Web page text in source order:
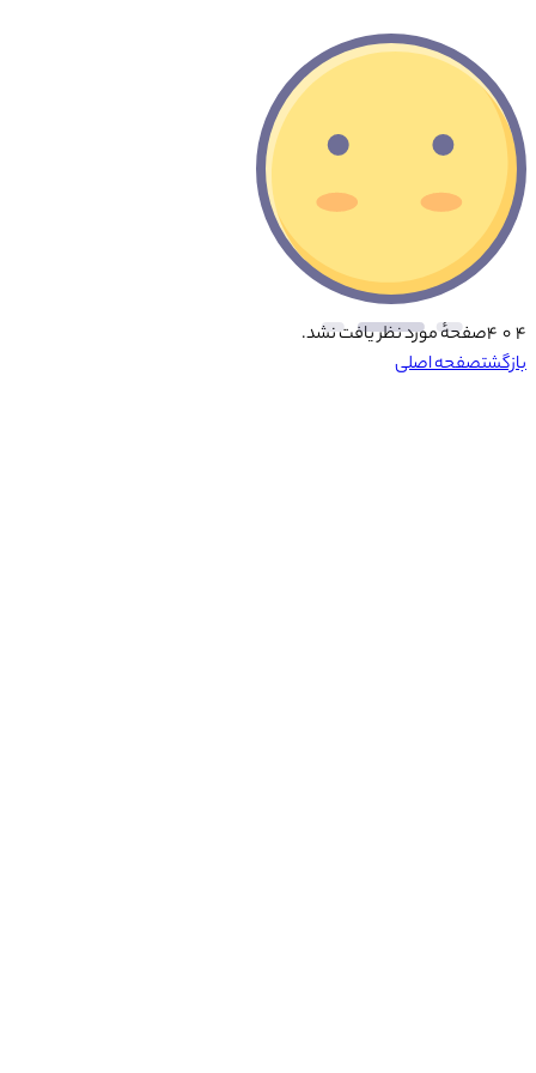
۴ ۰ ۴
صفحهٔ مورد نظر یافت نشد.
بازگشتصفحه اصلی